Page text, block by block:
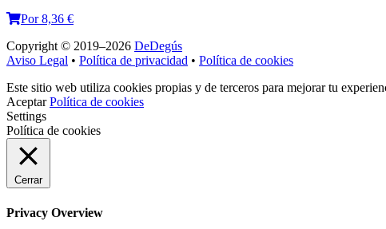
Por 8,36 €
Copyright © 2019–2026 DeDegús
Aviso Legal • Política de privacidad • Política de cookies
Este sitio web utiliza cookies propias y de terceros para mejorar tu
Aceptar Política de cookies
Settings
Política de cookies
Cerrar
Privacy Overview